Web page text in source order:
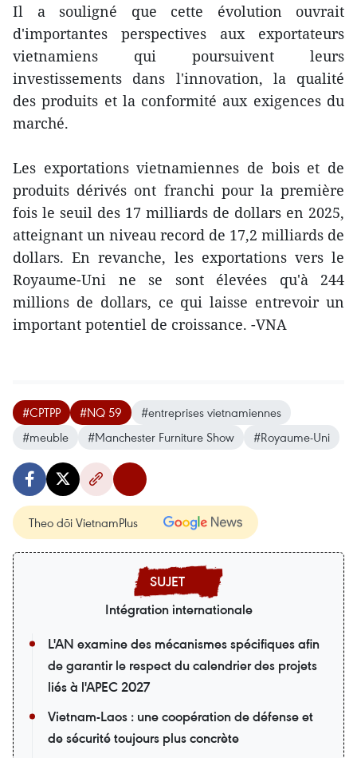
Il a souligné que cette évolution ouvrait
d'importantes perspectives aux exportateurs
vietnamiens qui poursuivent leurs
investissements dans l'innovation, la qualité
des produits et la conformité aux exigences du
marché.
Les exportations vietnamiennes de bois et de
produits dérivés ont franchi pour la première
fois le seuil des 17 milliards de dollars en 2025,
atteignant un niveau record de 17,2 milliards de
dollars. En revanche, les exportations vers le
Royaume-Uni ne se sont élevées qu'à 244
millions de dollars, ce qui laisse entrevoir un
important potentiel de croissance. -VNA
#CPTPP #NQ 59
#entreprises vietnamiennes
#meuble
#Manchester Furniture Show #Royaume-Uni
Theo dõi VietnamPlus
Intégration internationale
L'AN examine des mécanismes spécifiques afin
de garantir le respect du calendrier des projets
liés à l'APEC 2027
Vietnam-Laos : une coopération de défense et
de sécurité toujours plus concrète